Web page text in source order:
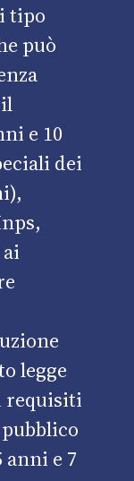
tipo
può
e 10
dei
legge
requisiti
e 7